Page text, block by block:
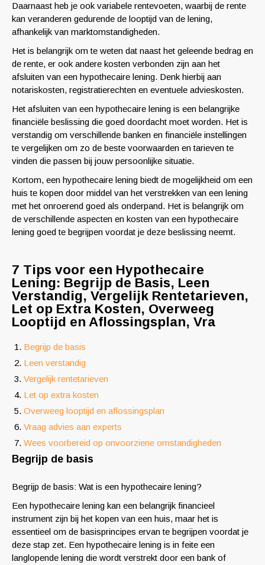
Daarnaast heb je ook variabele rentevoeten, waarbij de rente
kan veranderen gedurende de looptijd van de lening,
afhankelijk van marktomstandigheden.
Het is belangrijk om te weten dat naast het geleende bedrag en
de rente, er ook andere kosten verbonden zijn aan het
afsluiten van een hypothecaire lening. Denk hierbij aan
notariskosten, registratierechten en eventuele advieskosten.
Het afsluiten van een hypothecaire lening is een belangrijke
financiële beslissing die goed doordacht moet worden. Het is
verstandig om verschillende banken en financiële instellingen
te vergelijken om zo de beste voorwaarden en tarieven te
vinden die passen bij jouw persoonlijke situatie.
Kortom, een hypothecaire lening biedt de mogelijkheid om een
huis te kopen door middel van het verstrekken van een lening
met het onroerend goed als onderpand. Het is belangrijk om
de verschillende aspecten en kosten van een hypothecaire
lening goed te begrijpen voordat je deze beslissing neemt.
7 Tips voor een Hypothecaire
Lening: Begrijp de Basis, Leen
Verstandig, Vergelijk Rentetarieven,
Let op Extra Kosten, Overweeg
Looptijd en Aflossingsplan, Vra
Begrijp de basis
Leen verstandig
Vergelijk rentetarieven
Let op extra kosten
Overweeg looptijd en aflossingsplan
Vraag advies aan experts
Wees voorbereid op onvoorziene omstandigheden
Begrijp de basis
Begrijp de basis: Wat is een hypothecaire lening?
Een hypothecaire lening kan een belangrijk financieel
instrument zijn bij het kopen van een huis, maar het is
essentieel om de basisprincipes ervan te begrijpen voordat je
deze stap zet. Een hypothecaire lening is in feite een
langlopende lening die wordt verstrekt door een bank of